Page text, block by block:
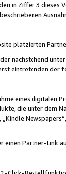
in Ziffer 3
platzierten
nachstehend
eintretenden der
eines digitalen
die unter dem
Partner-Link
Click-